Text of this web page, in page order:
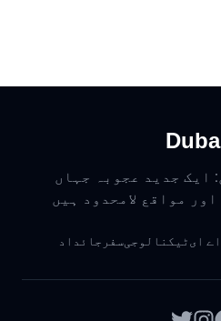
ایک جدید عجوبہ جہاں
مواقع لامحدود ہیں
ایٹیکنالوجیسفر جائداد